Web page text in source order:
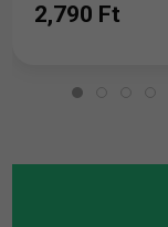
2,790 Ft